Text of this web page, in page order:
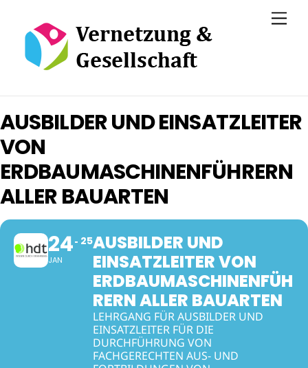
content
AUSBILDER UND EINSATZLEITER
VON
ERDBAUMASCHINENFÜHRERN
ALLER BAUARTEN
24
JAN
25AUSBILDER UND
EINSATZLEITER VON
ERDBAUMASCHINENFÜH
RERN ALLER BAUARTEN
LEHRGANG FÜR AUSBILDER UND
EINSATZLEITER FÜR DIE
DURCHFÜHRUNG VON
FACHGERECHTEN AUS- UND